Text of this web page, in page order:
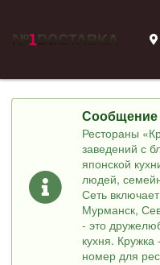
Сообщение
Рестораны
заведений с
японской
людей,
Сеть
Мурманск,
- это
кухня.
номер для